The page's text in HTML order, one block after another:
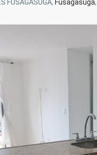
FUSAGASUGA, Fusagasugá,